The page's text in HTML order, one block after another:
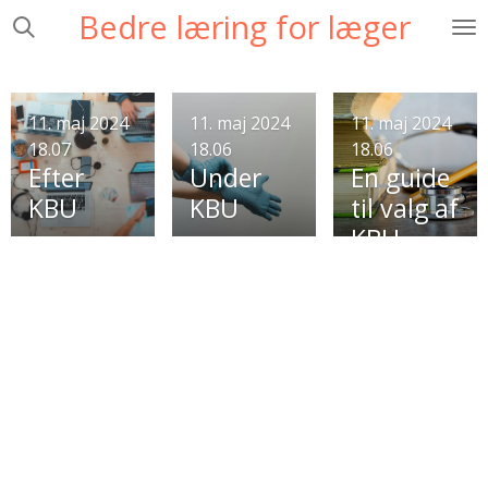
Spring
Bedre læring for læger
Efter
KBU
11. maj 2024
18.07
Under
KBU
11. maj 2024
18.06
En guide
til valg af
KBU
11. maj 2024
18.06